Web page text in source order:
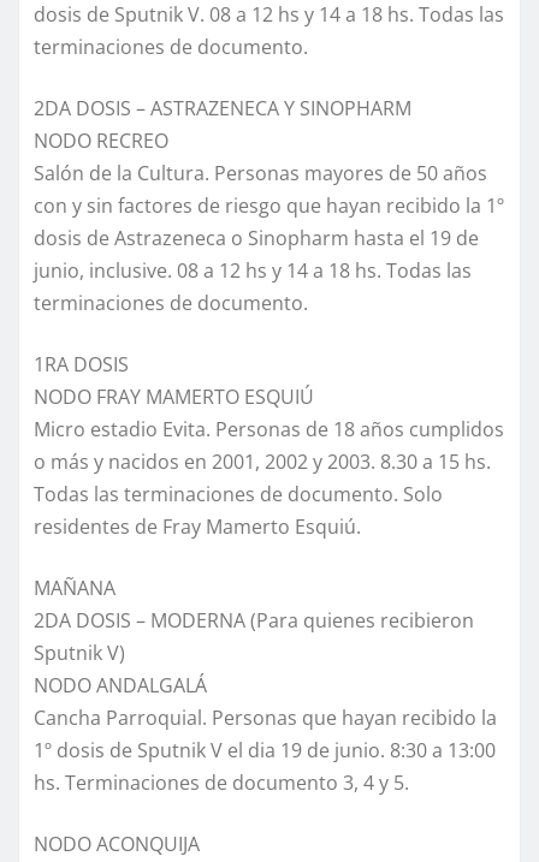
dosis de Sputnik V. 08 a 12 hs y 14 a 18 hs. Todas las
terminaciones de documento.
2DA DOSIS – ASTRAZENECA Y SINOPHARM
NODO RECREO
Salón de la Cultura. Personas mayores de 50 años
con y sin factores de riesgo que hayan recibido la 1º
dosis de Astrazeneca o Sinopharm hasta el 19 de
junio, inclusive. 08 a 12 hs y 14 a 18 hs. Todas las
terminaciones de documento.
1RA DOSIS
NODO FRAY MAMERTO ESQUIÚ
Micro estadio Evita. Personas de 18 años cumplidos
o más y nacidos en 2001, 2002 y 2003. 8.30 a 15 hs.
Todas las terminaciones de documento. Solo
residentes de Fray Mamerto Esquiú.
MAÑANA
2DA DOSIS – MODERNA (Para quienes recibieron
Sputnik V)
NODO ANDALGALÁ
Cancha Parroquial. Personas que hayan recibido la
1º dosis de Sputnik V el dia 19 de junio. 8:30 a 13:00
hs. Terminaciones de documento 3, 4 y 5.
NODO ACONQUIJA